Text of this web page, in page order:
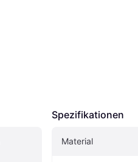
Spezifikationen
Material